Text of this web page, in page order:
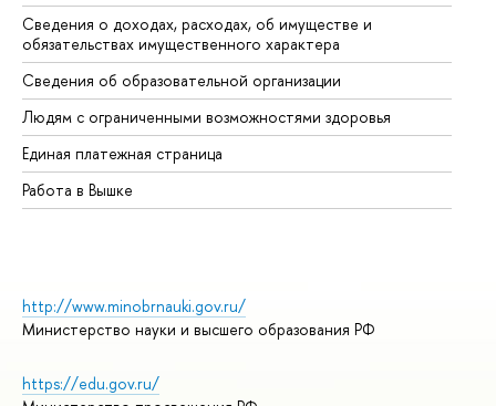
Сведения о доходах, расходах, об имуществе и
обязательствах имущественного характера
Сведения об образовательной организации
Людям с ограниченными возможностями здоровья
Единая платежная страница
Работа в Вышке
http://www.minobrnauki.gov.ru/
Министерство науки и высшего образования РФ
https://edu.gov.ru/